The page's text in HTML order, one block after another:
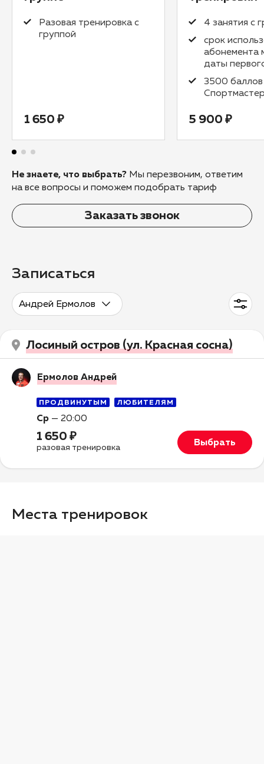
Разовая тренировка с
группой
1 650 ₽
4 занятия с
срок
абонемента
даты
3500 баллов
5 900 ₽
Не знаете, что выбрать? Мы перезвоним, ответим
на все вопросы и поможем подобрать тариф
Заказать звонок
Записаться
Андрей Ермолов
Лосиный остров (ул. Красная сосна)
Ермолов Андрей
ПРОДВИНУТЫМ ЛЮБИТЕЛЯМ
Ср — 20:00
1 650 ₽
разовая тренировка Выбрать
Места тренировок